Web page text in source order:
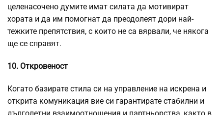
целенасочено думите имат силата да мотивират
хората и да им помогнат да преодолеят дори най-
тежките препятствия, с които не са вярвали, че някога
ще се справят.
10. Откровеност
Когато базирате стила си на управление на искрена и
открита комуникация вие си гарантирате стабилни и